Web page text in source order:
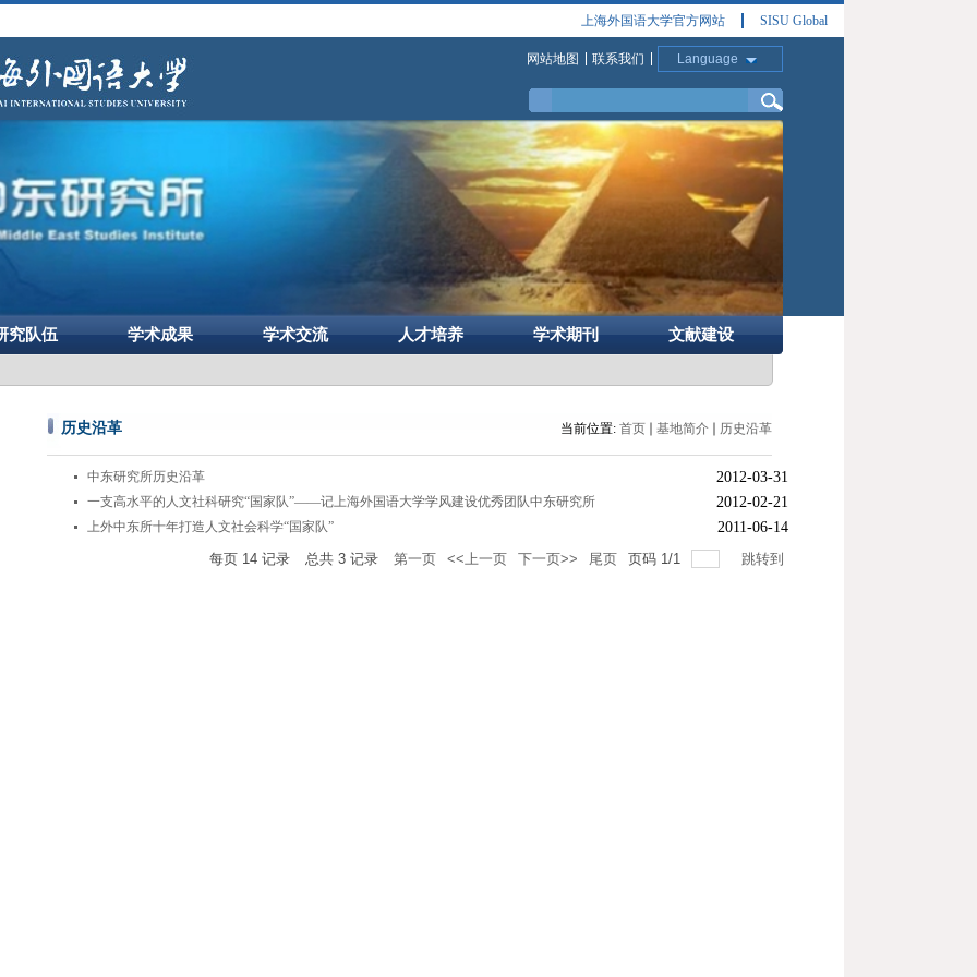
上海外国语大学官方网站 SISU Global
网站地图 联系我们 Language
究队伍 学术成果 学术交流 人才培养 学术期刊 文献建设
历史沿革 当前位置: 首页 基地简介 历史沿革
中东研究所历史沿革 2012-03-31
一支高水平的人文社科研究“国家队”——记上海外国语大学学风建设优秀团队中东研究所 2012-02-21
上外中东所十年打造人文社会科学“国家队”
2011-06-14
每页 14 记录 总共 3 记录 第一页 <<上一页 下一页>> 尾页 页码 1/1 跳转到